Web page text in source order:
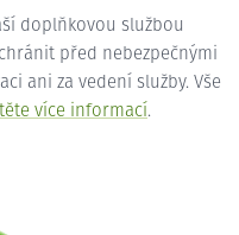
doplňkovou službou
před nebezpečnými
ani za vedení služby. Vše
více informací.